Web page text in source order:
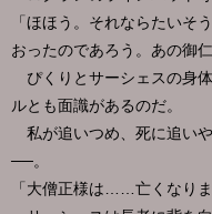
「ほほう。それならたいそ
おったのであろう。あの御
ぴくりとサーシェスの身
ルとも面識があるのだ。
私が追いつめ、死に追い
──。
「大僧正様は……亡くなりま